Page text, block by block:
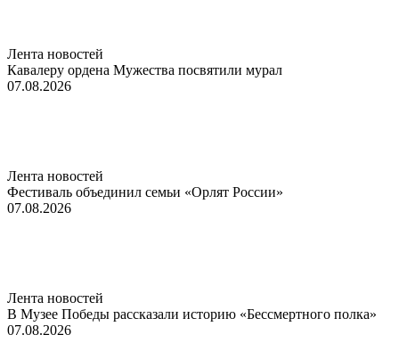
Лента новостей
Кавалеру ордена Мужества посвятили мурал
07.08.2026
Лента новостей
Фестиваль объединил семьи «Орлят России»
07.08.2026
Лента новостей
В Музее Победы рассказали историю «Бессмертного полка»
07.08.2026